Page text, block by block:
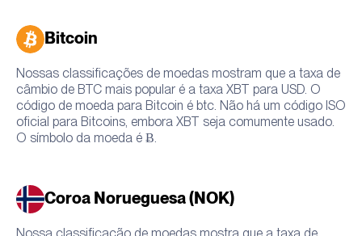
Bitcoin
Nossas classificações de moedas mostram que a taxa de
câmbio de BTC mais popular é a taxa XBT para USD. O
código de moeda para Bitcoin é btc. Não há um código ISO
oficial para Bitcoins, embora XBT seja comumente usado.
O símbolo da moeda é Ƀ.
Coroa Norueguesa (NOK)